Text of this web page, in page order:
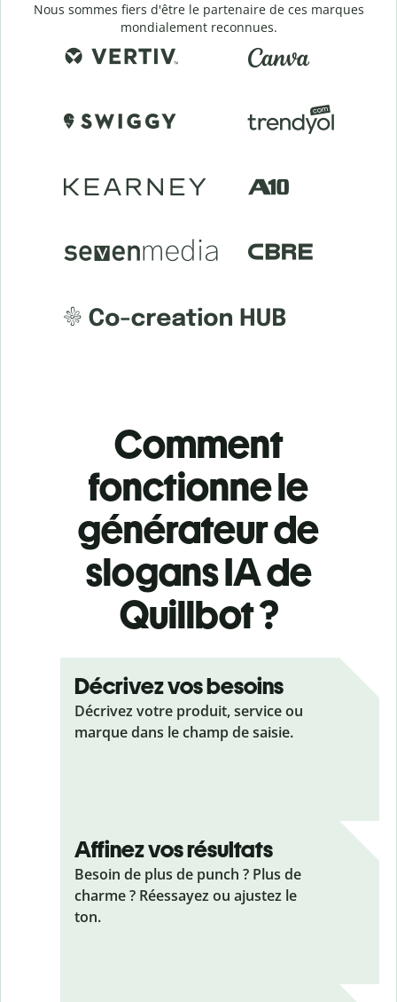
Nous sommes fiers d'être le partenaire de ces marques
mondialement reconnues.
Comment
fonctionne le
générateur de
slogans IA de
Quillbot ?
Décrivez vos besoins
Décrivez votre produit, service ou
marque dans le champ de saisie.
Affinez vos résultats
Besoin de plus de punch ? Plus de
charme ? Réessayez ou ajustez le
ton.